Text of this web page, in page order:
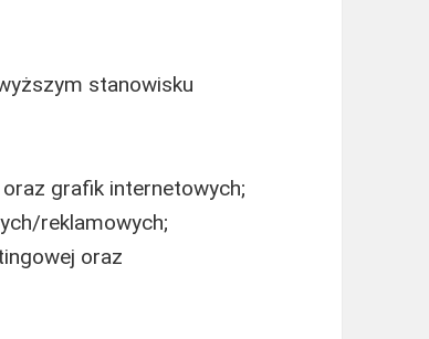
stanowisku
grafik internetowych;
reklamowych;
oraz